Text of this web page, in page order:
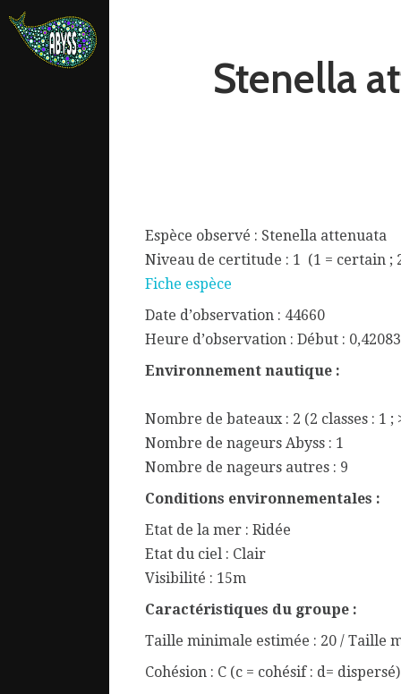
Stenella
Espèce observé : Stenella attenuata
Niveau de certitude : 1 (1 = certain ;
Fiche espèce
Date d’observation : 44660
Heure d’observation : Début :
Environnement nautique :
Nombre de bateaux : 2 (2 classes : 1 ;
Nombre de nageurs Abyss : 1
Nombre de nageurs autres : 9
Conditions environnementales :
Etat de la mer : Ridée
Etat du ciel : Clair
Visibilité : 15m
Caractéristiques du groupe :
Taille minimale estimée : 20 / Taille
Cohésion : C (c = cohésif : d= dispersé)